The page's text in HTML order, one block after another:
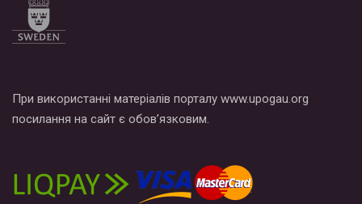
При використанні матеріалів порталу www.upogau.org
посилання на сайт є обов’язковим.